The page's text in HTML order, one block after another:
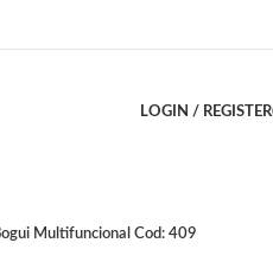
LOGIN / REGISTER
Multifuncional Cod: 409